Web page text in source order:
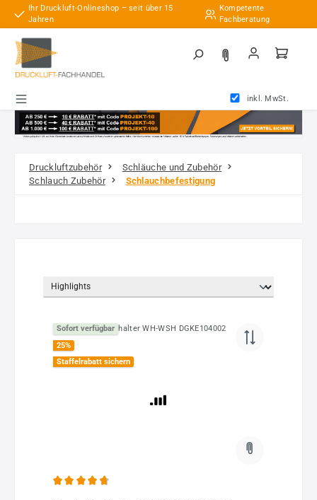
Zum Hauptinhalt springen
Ihr Druckluft-Onlineshop – seit über 15
Jahren
Kompetente
Fachberatung
inkl. MwSt.
Druckluftzubehör
Schläuche und Zubehör
Schlauch Zubehör
Schlauchbefestigung
Sofort verfügbar
25%
Staffelrabatt sichern